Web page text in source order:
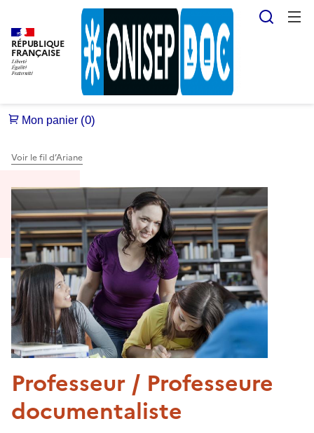
RÉPUBLIQUE
FRANÇAISE
Voir le fil d’Ariane
Professeur / Professeure
documentaliste